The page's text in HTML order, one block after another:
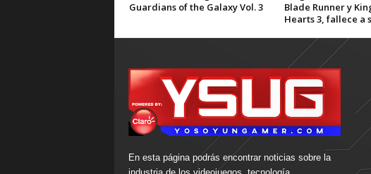
Guardians of the Galaxy Vol. 3
Blade Runner y
Hearts 3, fallece a
En esta página podrás encontrar noticias sobre la